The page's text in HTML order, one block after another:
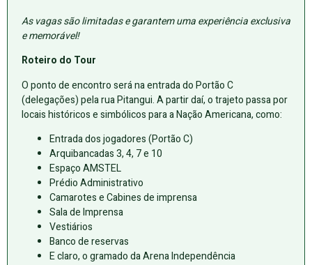
As vagas são limitadas e garantem uma experiência exclusiva
e memorável!
Roteiro do Tour
O ponto de encontro será na entrada do Portão C
(delegações) pela rua Pitangui. A partir daí, o trajeto passa por
locais históricos e simbólicos para a Nação Americana, como:
Entrada dos jogadores (Portão C)
Arquibancadas 3, 4, 7 e 10
Espaço AMSTEL
Prédio Administrativo
Camarotes e Cabines de imprensa
Sala de Imprensa
Vestiários
Banco de reservas
E claro, o gramado da Arena Independência